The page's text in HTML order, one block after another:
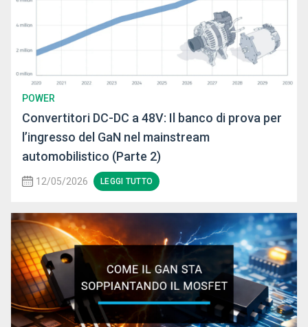
POWER
Convertitori DC-DC a 48V: Il banco di prova per
l’ingresso del GaN nel mainstream
automobilistico (Parte 2)
12/05/2026 LEGGI TUTTO